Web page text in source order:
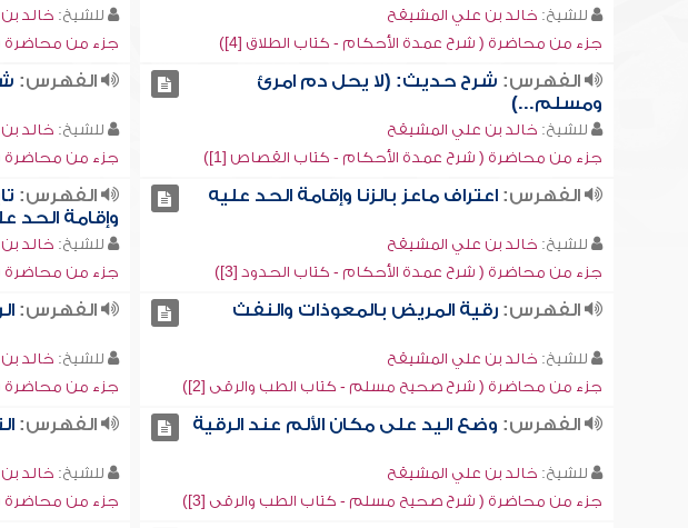
للشيخ: خالد بن علي المشيقح
جزء من محاضرة ( شرح عمدة الأحكام - كتاب الطلاق [4])
للشيخ: خالد
جزء من محاضرة (
الفهرس: شرح حديث: (لا يحل دم امرئ
ومسلم...)
للشيخ: خالد بن علي المشيقح
جزء من محاضرة ( شرح عمدة الأحكام - كتاب القصاص [1])
الفهرس:
للشيخ: خالد
جزء من محاضرة (
الفهرس:اعتراف ماعز بالزنا وإقامة الحد عليه
للشيخ: خالد بن علي المشيقح
جزء من محاضرة ( شرح عمدة الأحكام - كتاب الحدود [3])
الفهرس:
وإقامة الحد
للشيخ: خالد
جزء من محاضرة (
الفهرس:رقية المريض بالمعوذات والنفث
للشيخ: خالد بن علي المشيقح
جزء من محاضرة ( شرح صحيح مسلم - كتاب الطب والرقى [2])
الفهرس:
للشيخ: خالد
جزء من محاضرة
الفهرس: وضع اليد على مكان الألم عند الرقية
للشيخ: خالد بن علي المشيقح
جزء من محاضرة ( شرح صحيح مسلم - كتاب الطب والرقى [3])
الفهرس:
للشيخ: خالد
جزء من محاضرة